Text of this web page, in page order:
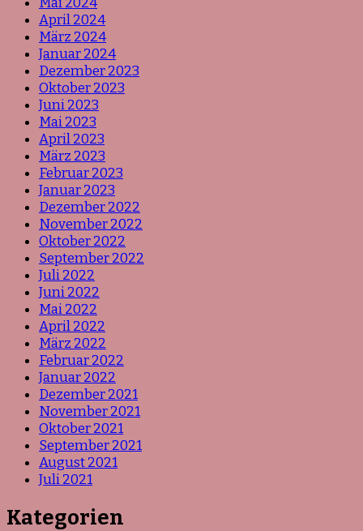
April 2024
März 2024
Januar 2024
Dezember 2023
Oktober 2023
Juni 2023
Mai 2023
April 2023
März 2023
Februar 2023
Januar 2023
Dezember 2022
November 2022
Oktober 2022
September 2022
Juli 2022
Juni 2022
Mai 2022
April 2022
März 2022
Februar 2022
Januar 2022
Dezember 2021
November 2021
Oktober 2021
September 2021
August 2021
Juli 2021
Kategorien